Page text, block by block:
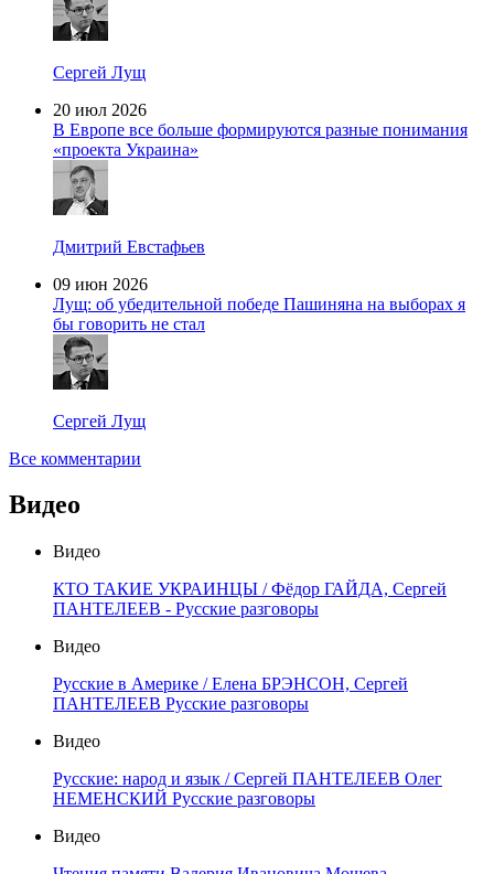
Сергей Лущ
20 июл 2026
В Европе все больше формируются разные понимания
«проекта Украина»
Дмитрий Евстафьев
09 июн 2026
Лущ: об убедительной победе Пашиняна на выборах я
бы говорить не стал
Сергей Лущ
Все комментарии
Видео
Видео
КТО ТАКИЕ УКРАИНЦЫ / Фёдор ГАЙДА, Сергей
ПАНТЕЛЕЕВ - Русские разговоры
Видео
Русские в Америке / Елена БРЭНСОН, Сергей
ПАНТЕЛЕЕВ Русские разговоры
Видео
Русские: народ и язык / Сергей ПАНТЕЛЕЕВ Олег
НЕМЕНСКИЙ Русские разговоры
Видео